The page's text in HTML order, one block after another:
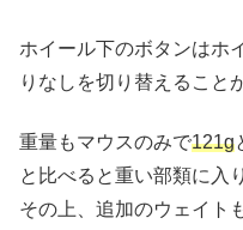
ホイール下のボタンはホ
りなしを切り替えること
重量もマウスのみで121g
と比べると重い部類に入
その上、追加のウェイト